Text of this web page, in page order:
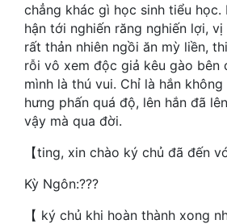
Huyền Huyễn
Huyền Nghi
Huyền Ảo
Hài Hước
Hệ Thống
Học Đường
Khoa Huyễn
chẳng khác gì học sinh tiểu
hận tới nghiến răng nghiến lợi,
rất thản nhiên ngồi ăn mỳ liền,
rỗi vô xem độc giả kêu gào bên
mình là thú vui. Chỉ là hắn
hưng phấn quá độ, lên hắn đã
vậy mà qua đời.
【ting, xin chào ký chủ đã đến
Kỳ Ngôn:???
【 ký chủ khi hoàn thành xong